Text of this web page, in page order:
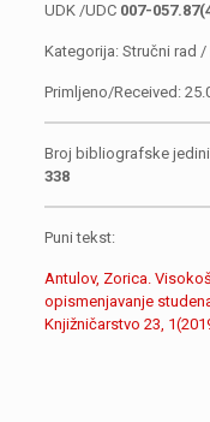
UDK /UDC 007-
Kategorija: Stručni rad
Primljeno/Received:
Broj bibliografske
338
Puni tekst:
Antulov, Zorica.
opismenjavanje
Knjižničarstvo 23,